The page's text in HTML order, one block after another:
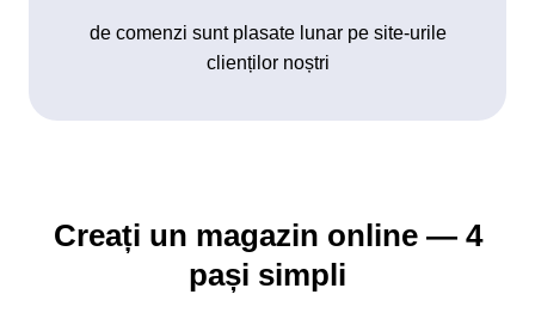
de comenzi sunt plasate lunar pe site-urile
clienților noștri
Creați un magazin online — 4
pași simpli